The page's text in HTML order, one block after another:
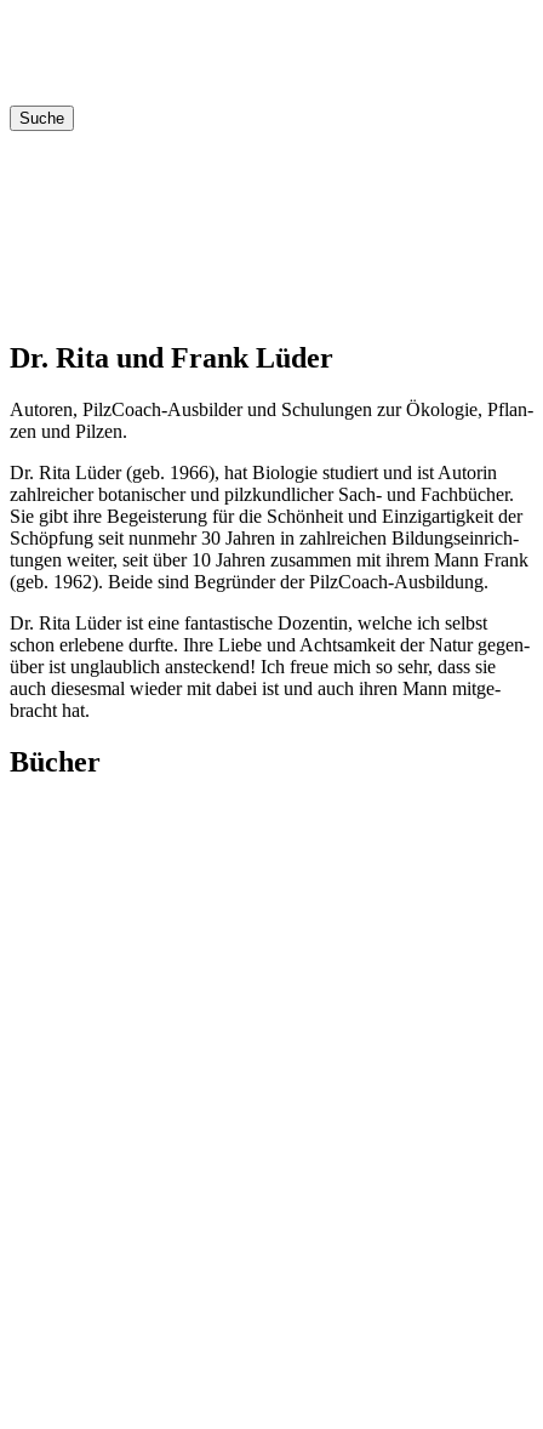
Suche
Dr. Rita und Frank Lüder
Autoren, Pilz­Coach-Aus­bil­der und Schu­lun­gen zur Öko­lo­gie, Pflan­
zen und Pilzen.
Dr. Rita Lüder (geb. 1966), hat Bio­lo­gie stu­diert und ist Autorin
zahl­rei­cher bota­ni­scher und pilz­kund­li­cher Sach- und Fach­bü­cher.
Sie gibt ihre Begeis­te­rung für die Schön­heit und Ein­zig­ar­tig­keit der
Schöp­fung seit nun­mehr 30 Jah­ren in zahl­rei­chen Bil­dungs­ein­rich­
tun­gen wei­ter, seit über 10 Jah­ren zusam­men mit ihrem Mann Frank
(geb. 1962). Bei­de sind Begrün­der der PilzCoach-Ausbildung.
Dr. Rita Lüder ist eine fan­tas­ti­sche Dozen­tin, wel­che ich selbst
schon erle­be­ne durf­te. Ihre Lie­be und Acht­sam­keit der Natur gegen­
über ist unglaub­lich anste­ckend! Ich freue mich so sehr, dass sie
auch die­ses­mal wie­der mit dabei ist und auch ihren Mann mit­ge­
bracht hat.
Bücher